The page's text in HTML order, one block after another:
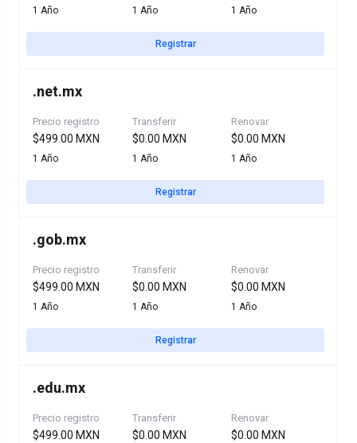
1 Año 1 Año 1 Año
Registrar
.net.mx
Precio registro
$499.00 MXN
1 Año
Transferir
$0.00 MXN
1 Año
Renovar
$0.00 MXN
1 Año
Registrar
.gob.mx
Precio registro
$499.00 MXN
1 Año
Transferir
$0.00 MXN
1 Año
Renovar
$0.00 MXN
1 Año
Registrar
.edu.mx
Precio registro
$499.00 MXN
Transferir
$0.00 MXN
Renovar
$0.00 MXN